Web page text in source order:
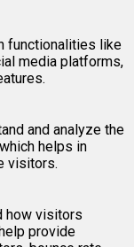
functionalities like
media platforms,
and analyze the
helps in
visitors.
how visitors
provide